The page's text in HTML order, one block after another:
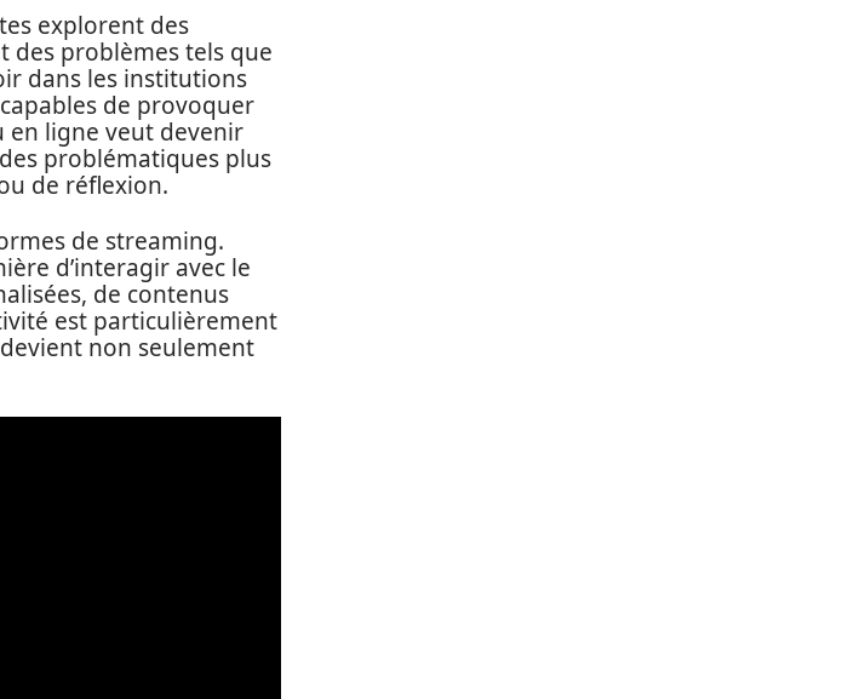
explorent des
problèmes tels que
dans les institutions
de provoquer
en ligne veut devenir
problématiques plus
de réflexion.
de streaming.
d’interagir avec le
de contenus
est particulièrement
non seulement